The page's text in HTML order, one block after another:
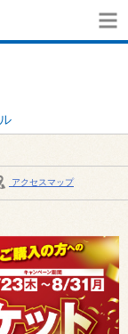
アクセスマップ
まで 営業時間は10:00～
電話も込み合うことが予想さ
(月曜日) から 8月14日(金曜